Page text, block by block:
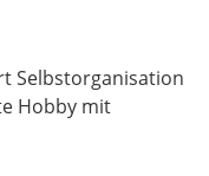
Selbstorganisation
Hobby mit